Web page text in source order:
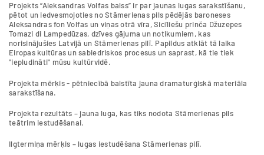
Projekts “Aleksandras Volfas balss” ir par jaunas lugas sarakstīšanu,
pētot un iedvesmojoties no Stāmerienas pils pēdējās baroneses
Aleksandras fon Volfas un viņas otrā vīra, Sicīliešu prinča Džuzepes
Tomazi di Lampedūzas, dzīves gājuma un notikumiem, kas
norisinājušies Latvijā un Stāmerienas pilī. Papildus atklāt tā laika
Eiropas kultūras un sabiedriskos procesus un saprast, kā tie tiek
"iepludināti" mūsu kultūrvidē.
Projekta mērķis - pētniecībā balstīta jauna dramaturģiskā materiāla
sarakstīšana.
Projekta rezultāts – jauna luga, kas tiks nodota Stāmerienas pils
teātrim iestudēšanai.
Ilgtermiņa mērķis – lugas iestudēšana Stāmerienas pilī.